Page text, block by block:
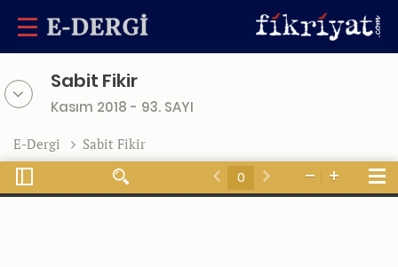
Sabit Fikir
Kasım 2018 - 93. SAYI
E-Dergi Sabit Fikir
Toggle
Sidebar
Find
Previous
Next
Tools
Zoom
Zoom